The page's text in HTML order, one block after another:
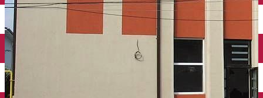
Mănăstirea Bistrița
Lacul Izvorul Muntelui
Casa memorială „Ion Creangă” din Humuleşti
Mănăstirea Secu
Lacul Cuejdel